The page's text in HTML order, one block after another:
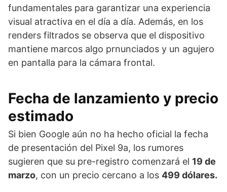
fundamentales para garantizar una experiencia
visual atractiva en el día a día. Además, en los
renders filtrados se observa que el dispositivo
mantiene marcos algo prnunciados y un agujero
en pantalla para la cámara frontal.
Fecha de lanzamiento y precio
estimado
Si bien Google aún no ha hecho oficial la fecha
de presentación del Pixel 9a, los rumores
sugieren que su pre-registro comenzará el 19 de
marzo, con un precio cercano a los 499 dólares.